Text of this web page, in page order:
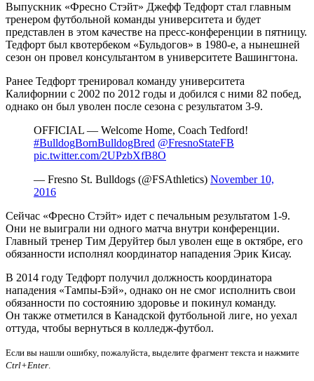
Выпускник «Фресно Стэйт» Джефф Тедфорт стал главным
тренером футбольной команды университета и будет
представлен в этом качестве на пресс-конференции в пятницу.
Тедфорт был квотербеком «Бульдогов» в 1980-е, а нынешней
сезон он провел консультантом в университете Вашингтона.
Ранее Тедфорт тренировал команду университета
Калифорнии с 2002 по 2012 годы и добился с ними 82 побед,
однако он был уволен после сезона с результатом 3-9.
OFFICIAL — Welcome Home, Coach Tedford!
#BulldogBornBulldogBred @FresnoStateFB
pic.twitter.com/2UPzbXfB8O
— Fresno St. Bulldogs (@FSAthletics) November 10,
2016
Сейчас «Фресно Стэйт» идет с печальным результатом 1-9.
Они не выиграли ни одного матча внутри конференции.
Главный тренер Тим Деруйтер был уволен еще в октябре, его
обязанности исполнял координатор нападения Эрик Кисау.
В 2014 году Тедфорт получил должность координатора
нападения «Тампы-Бэй», однако он не смог исполнить свои
обязанности по состоянию здоровье и покинул команду.
Он также отметился в Канадской футбольной лиге, но уехал
оттуда, чтобы вернуться в колледж-футбол.
Если вы нашли ошибку, пожалуйста, выделите фрагмент текста и нажмите
Ctrl+Enter.